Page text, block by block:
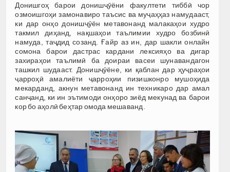
Донишгоҳ барои донишҷӯёни факултети тиббӣ чор
озмоишгоҳи замонавиро таъсис ва муҷаҳҳаз намудааст,
ки дар онҳо донишҷӯён метавонанд малакаҳои худро
такмил диҳанд, нақшаҳои таълимии худро бозбинӣ
намуда, таҷдид созанд. Ғайр аз ин, дар шакли онлайн
сомона барои дастрас кардани лексияҳо ва дигар
захираҳои таълимӣ ба доираи васеи шунавандагон
ташкил шудааст. Донишҷӯёне, ки қаблан дар ҳуҷраҳои
ҷарроҳӣ амалиёти ҷарроҳии пизишконро мушоҳида
мекарданд, акнун метавонанд ин техникаро дар амал
санҷанд, ки ин эътимоди онҳоро зиёд мекунад ва барои
кор бо аҳолӣ беҳтар омода мешаванд.